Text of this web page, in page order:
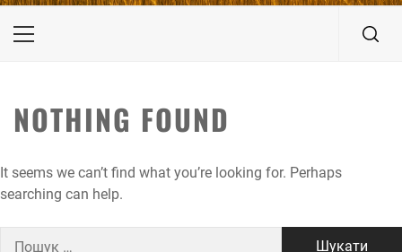
Primary
NOTHING FOUND
It seems we can’t find what you’re looking for. Perhaps
searching can help.